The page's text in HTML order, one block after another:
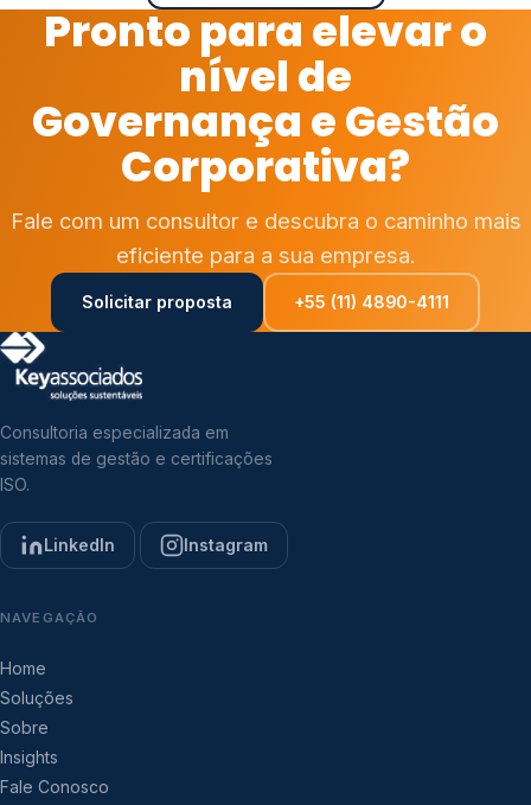
Pronto para elevar o
nível de
Governança e Gestão
Corporativa?
Fale com um consultor e descubra o caminho mais
eficiente para a sua empresa.
Solicitar proposta +55 (11) 4890-4111
Consultoria especializada em
sistemas de gestão e certificações
ISO.
LinkedIn Instagram
NAVEGAÇÃO
Home
Soluções
Sobre
Insights
Fale Conosco